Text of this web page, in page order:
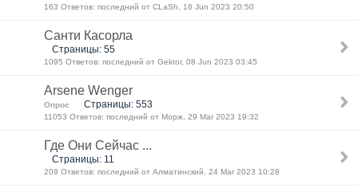
163 Ответов: последний от CLaSh, 16 Jun 2023 20:50
Санти Касорла
Страницы: 55
1095 Ответов: последний от Gektor, 08 Jun 2023 03:45
Arsene Wenger
Опрос Страницы: 553
11053 Ответов: последний от Морж, 29 Mar 2023 19:32
Где Они Сейчас ...
Страницы: 11
209 Ответов: последний от Алматинский, 24 Mar 2023 10:28